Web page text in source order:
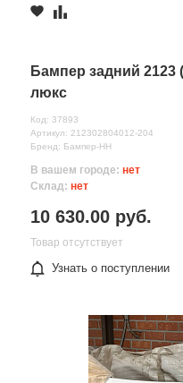
Бампер задний 2123
люкс
Код: 37893
Артикул: 212302804012-204
Бренд: Бампер-НН
В вашем городе: нет
Склад: нет
10 630.00 руб.
Товар отсутствует
Узнать о поступлении